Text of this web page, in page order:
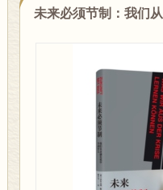
未来必须节制：我们